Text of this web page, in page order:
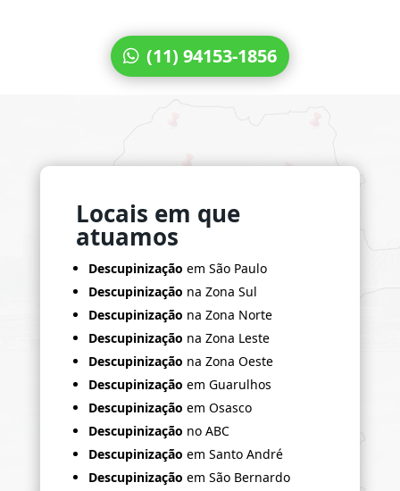
(11) 94153-1856
Locais em que
atuamos
Descupinização em São Paulo
Descupinização na Zona Sul
Descupinização na Zona Norte
Descupinização na Zona Leste
Descupinização na Zona Oeste
Descupinização em Guarulhos
Descupinização em Osasco
Descupinização no ABC
Descupinização em Santo André
Descupinização em São Bernardo